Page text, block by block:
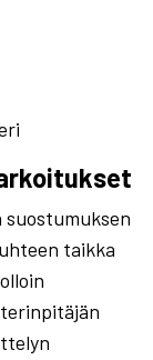
taikka